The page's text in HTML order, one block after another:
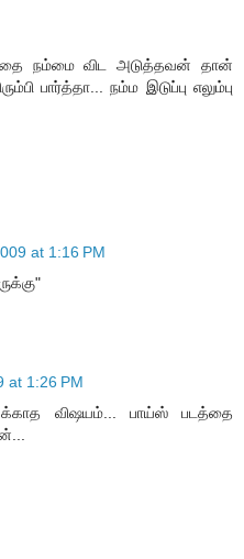
நம்மை விட அடுத்தவன் தான்
பார்த்தா... நம்ம இடுப்பு எலும்பு
at 1:16 PM
at 1:26 PM
விஷயம்... பாய்ஸ் படத்தை